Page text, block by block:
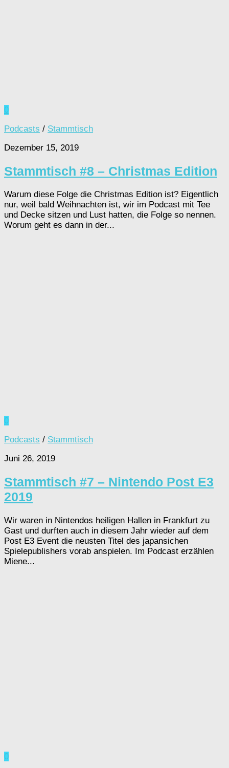
0
Podcasts / Stammtisch
Dezember 15, 2019
Stammtisch #8 – Christmas Edition
Warum diese Folge die Christmas Edition ist? Eigentlich
nur, weil bald Weihnachten ist, wir im Podcast mit Tee
und Decke sitzen und Lust hatten, die Folge so nennen.
Worum geht es dann in der...
0
Podcasts / Stammtisch
Juni 26, 2019
Stammtisch #7 – Nintendo Post E3
2019
Wir waren in Nintendos heiligen Hallen in Frankfurt zu
Gast und durften auch in diesem Jahr wieder auf dem
Post E3 Event die neusten Titel des japansichen
Spielepublishers vorab anspielen. Im Podcast erzählen
Miene...
0